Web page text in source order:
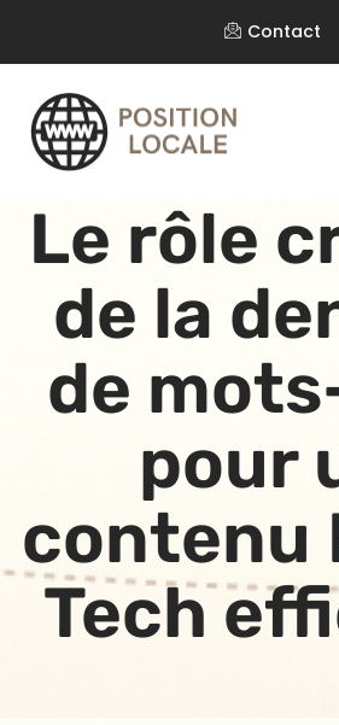
Contact
Le rôle
de la
de
pour
contenu
Tech